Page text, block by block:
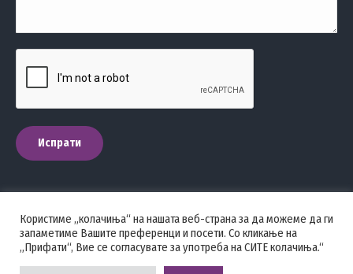
Испрати
ПОЛИТИКА НА ПРИВАТНОСТ
Стоматолошка комора на Македонија © 2026 - Сите права се
Користиме „колачиња“ на нашата веб-страна за да можеме да ги
запаметиме Вашите преференци и посети. Со кликање на
„Прифати“, Вие се согласувате за употреба на СИТЕ колачиња.“